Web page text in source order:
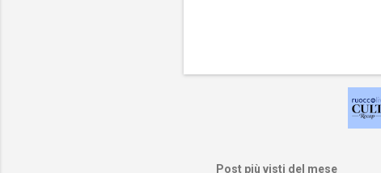
Post più visti del mese